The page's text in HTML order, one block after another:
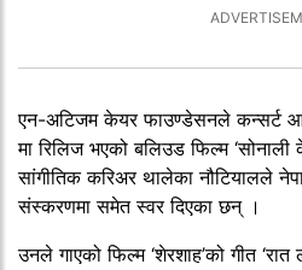
एन-अटिजम केयर फाउण्डेसनले कन्सर्ट
मा रिलिज भएको बलिउड फिल्म ‘सोनाली
सांगीतिक करिअर थालेका नौटियालले
संस्करणमा समेत स्वर दिएका छन् ।
उनले गाएको फिल्म ‘शेरशाह’को गीत ‘रात